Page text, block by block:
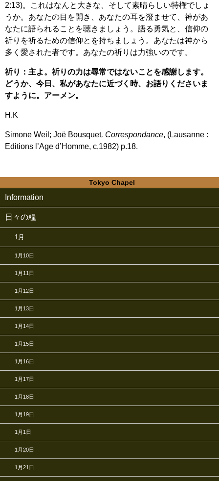
2:13)。これはなんと大きな、そして素晴らしい特権でしょ
うか。あなたの目を開き、あなたの耳を澄ませて、神があ
なたに語られることを聴きましょう。語る勇気と、信仰の
祈りを祈るための信仰とを持ちましょう。あなたは神から
多く愛された者です。あなたの祈りは力強いのです。
祈り：主よ。祈りの力は尋常ではないことを感謝します。
どうか、今日、私があなたに近づく時、お語りくださいま
すように。アーメン。
H.K
Simone Weil; Joë Bousquet, Correspondance, (Lausanne :
Editions l’Age d’Homme, c,1982) p.18.
Tokyo Chapel
Information
日々の糧
1月
1月10日
1月11日
1月12日
1月13日
1月14日
1月15日
1月16日
1月17日
1月18日
1月19日
1月1日
1月20日
1月21日